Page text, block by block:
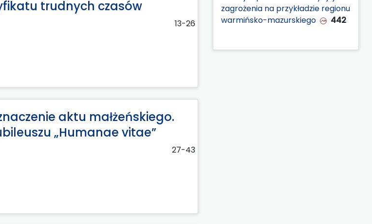
trudnych czasów
13-26
aktu małżeńskiego.
„Humanae vitae”
27-43
zagrożenia na przykładzie regionu
warmińsko-mazurskiego
442